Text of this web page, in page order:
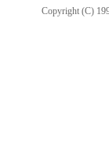
Copyright (C)